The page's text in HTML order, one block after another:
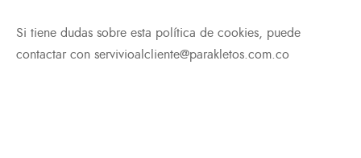
Si tiene dudas sobre esta política de cookies, puede
contactar con servivioalcliente@parakletos.com.co